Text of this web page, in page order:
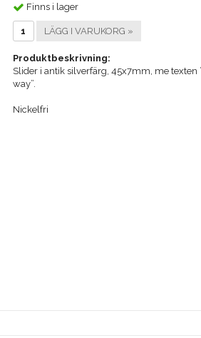
Finns i lager
LÄGG I VARUKORG »
Produktbeskrivning:
Slider i antik silverfärg, 45x7mm, me texten
way”.
Nickelfri